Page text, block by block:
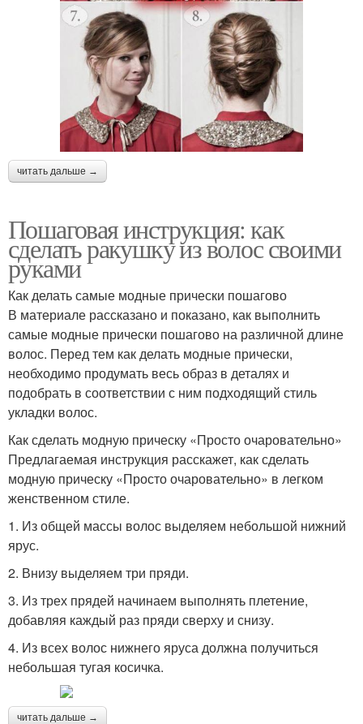
читать дальше →
Пошаговая инструкция: как
сделать ракушку из волос своими
руками
Как делать самые модные прически пошагово
В материале рассказано и показано, как выполнить
самые модные прически пошагово на различной длине
волос. Перед тем как делать модные прически,
необходимо продумать весь образ в деталях и
подобрать в соответствии с ним подходящий стиль
укладки волос.
Как сделать модную прическу «Просто очаровательно»
Предлагаемая инструкция расскажет, как сделать
модную прическу «Просто очаровательно» в легком
женственном стиле.
1. Из общей массы волос выделяем небольшой нижний
ярус.
2. Внизу выделяем три пряди.
3. Из трех прядей начинаем выполнять плетение,
добавляя каждый раз пряди сверху и снизу.
4. Из всех волос нижнего яруса должна получиться
небольшая тугая косичка.
читать дальше →